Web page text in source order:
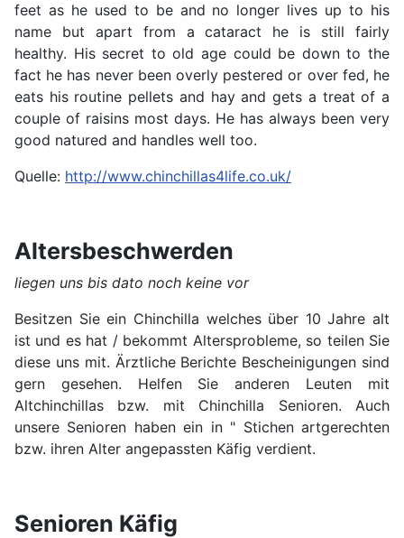
feet as he used to be and no longer lives up to his
name but apart from a cataract he is still fairly
healthy. His secret to old age could be down to the
fact he has never been overly pestered or over fed, he
eats his routine pellets and hay and gets a treat of a
couple of raisins most days. He has always been very
good natured and handles well too.
Quelle: http://www.chinchillas4life.co.uk/
Altersbeschwerden
liegen uns bis dato noch keine vor
Besitzen Sie ein Chinchilla welches über 10 Jahre alt
ist und es hat / bekommt Altersprobleme, so teilen Sie
diese uns mit. Ärztliche Berichte Bescheinigungen sind
gern gesehen. Helfen Sie anderen Leuten mit
Altchinchillas bzw. mit Chinchilla Senioren. Auch
unsere Senioren haben ein in " Stichen artgerechten
bzw. ihren Alter angepassten Käfig verdient.
Senioren Käfig